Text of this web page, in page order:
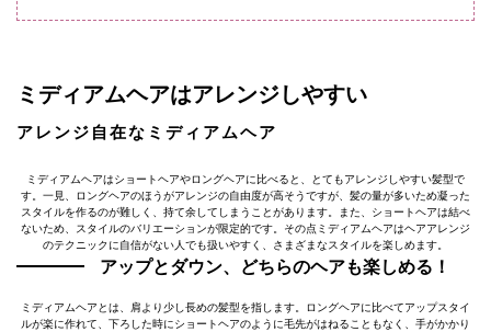
ミディアムヘアはアレンジしやすい
アレンジ自在なミディアムヘア
ミディアムヘアはショートヘアやロングヘアに比べると、とてもアレンジしやすい髪型で
す。一見、ロングヘアのほうがアレンジの自由度が高そうですが、髪の量が多いため凝った
スタイルを作るのが難しく、持て余してしまうことがあります。また、ショートヘアは結べ
ないため、スタイルのバリエーションが限定的です。その点ミディアムヘアはヘアアレンジ
のテクニックに自信がない人でも扱いやすく、さまざまなスタイルを楽しめます。
アップとダウン、どちらのヘアも楽しめる！
ミディアムヘアとは、肩より少し長めの髪型を指します。ロングヘアに比べてアップスタイ
ルが楽に作れて、下ろした時にショートヘアのように毛先がはねることもなく、手がかかり